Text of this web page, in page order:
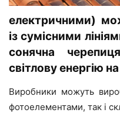
електричними)
із сумісними
сонячна
світлову енергію
Виробники можуть
фотоелементами, так і